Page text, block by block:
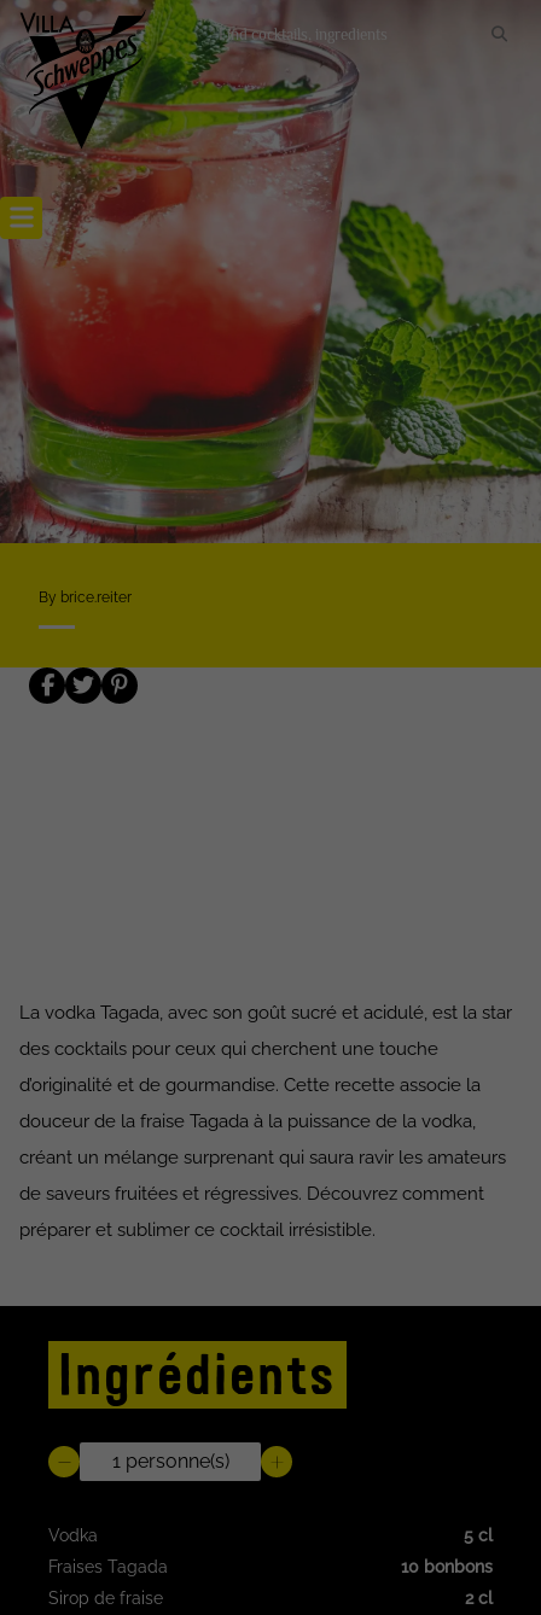
Recettes cocktails
Lieux
Actualités
RECETTE VODKA TAGADA
By brice.reiter
La vodka Tagada, avec son goût sucré et acidulé, est la star
des cocktails pour ceux qui cherchent une touche
d’originalité et de gourmandise. Cette recette associe la
douceur de la fraise Tagada à la puissance de la vodka,
créant un mélange surprenant qui saura ravir les amateurs
de saveurs fruitées et régressives. Découvrez comment
préparer et sublimer ce cocktail irrésistible.
Ingrédients
Vodka
5 cl
Fraises Tagada
10 bonbons
Sirop de fraise
2 cl